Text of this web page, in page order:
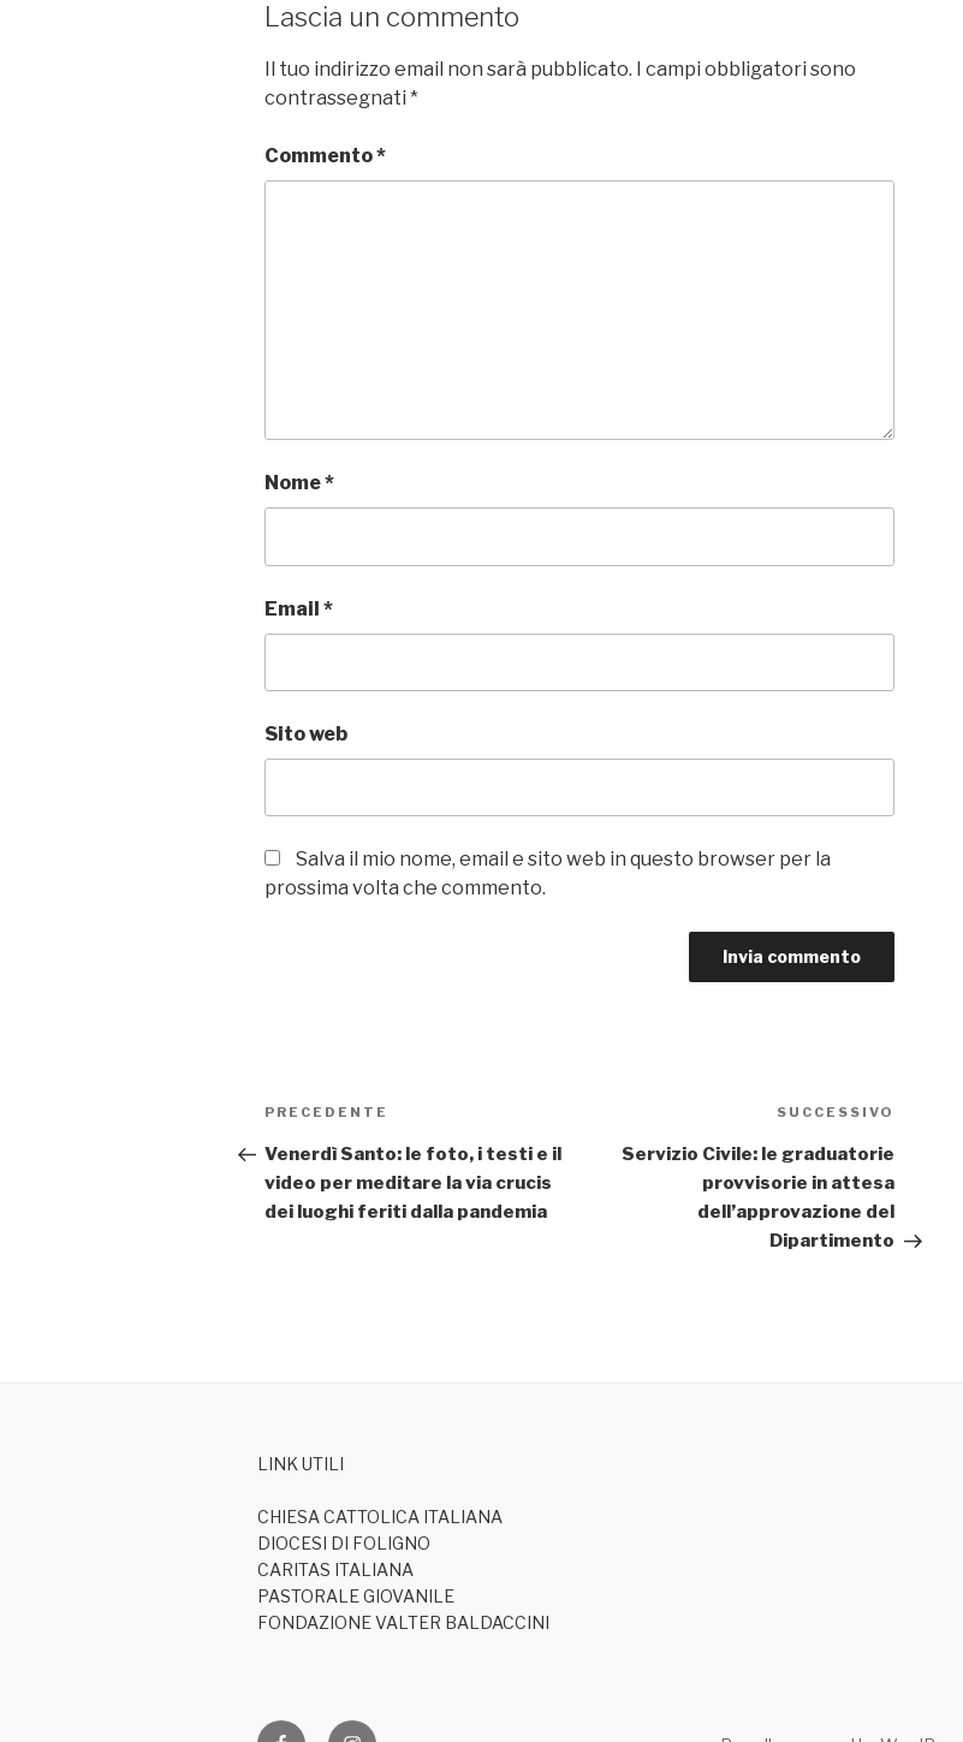
Lascia un commento
Il tuo indirizzo email non sarà pubblicato. I campi obbligatori sono
contrassegnati *
Commento*
Nome*
Email *
Sito web
Salva il mio nome, email e sito web in questo browser per la
prossima volta che commento.
Navigazione
articoli
Articolo
PRECEDENTE
Venerdì Santo: le foto, i testi e il
video per meditare la via crucis
dei luoghi feriti dalla pandemia
SUCCESSIVO
Servizio Civile: le graduatorie
provvisorie in attesa
dell’approvazione del
Dipartimento
LINK UTILI
CHIESA CATTOLICA ITALIANA
DIOCESI DI FOLIGNO
CARITAS ITALIANA
PASTORALE GIOVANILE
FONDAZIONE VALTER BALDACCINI
Facebook
Ig